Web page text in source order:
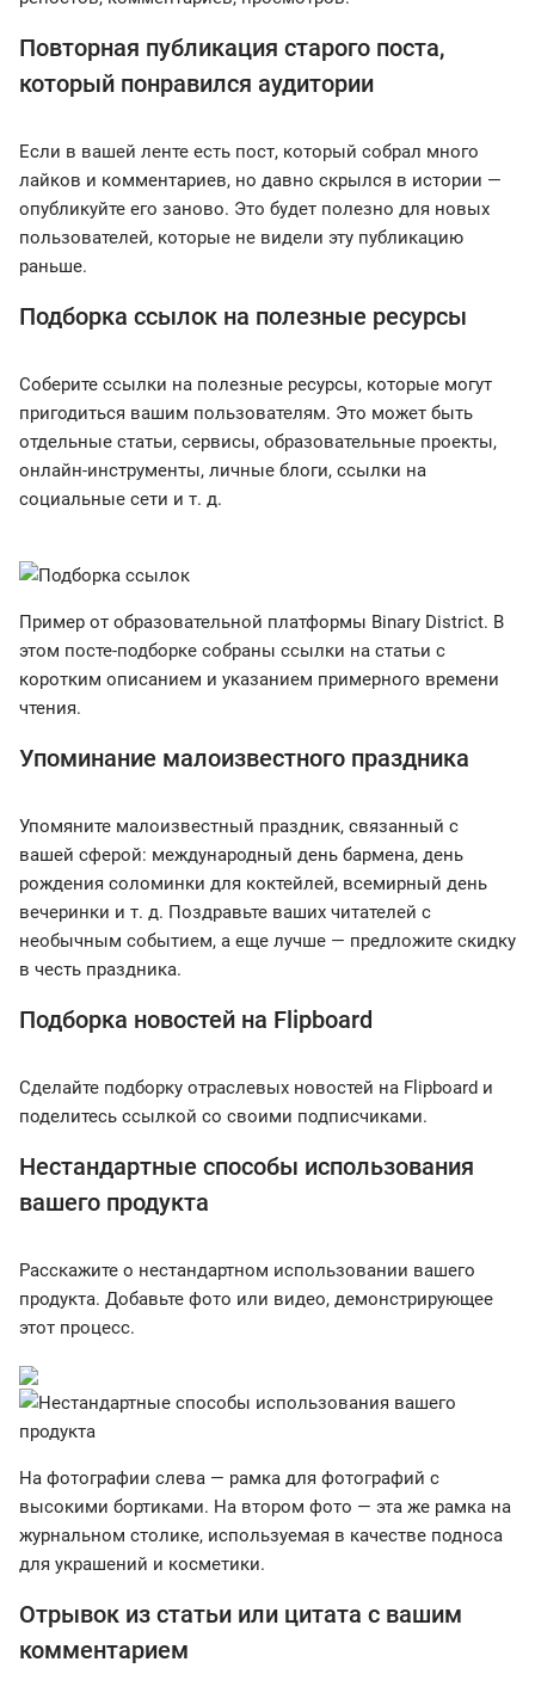
Повторная публикация старого поста,
который понравился аудитории
Если в вашей ленте есть пост, который собрал много
лайков и комментариев, но давно скрылся в истории —
опубликуйте его заново. Это будет полезно для новых
пользователей, которые не видели эту публикацию
раньше.
Подборка ссылок на полезные ресурсы
Соберите ссылки на полезные ресурсы, которые могут
пригодиться вашим пользователям. Это может быть
отдельные статьи, сервисы, образовательные проекты,
онлайн-инструменты, личные блоги, ссылки на
социальные сети и т. д.
Пример от образовательной платформы Binary District. В
этом посте-подборке собраны ссылки на статьи с
коротким описанием и указанием примерного времени
чтения.
Упоминание малоизвестного праздника
Упомяните малоизвестный праздник, связанный с
вашей сферой: международный день бармена, день
рождения соломинки для коктейлей, всемирный день
вечеринки и т. д. Поздравьте ваших читателей с
необычным событием, а еще лучше — предложите скидку
в честь праздника.
Подборка новостей на Flipboard
Сделайте подборку отраслевых новостей на Flipboard и
поделитесь ссылкой со своими подписчиками.
Нестандартные способы использования
вашего продукта
Расскажите о нестандартном использовании вашего
продукта. Добавьте фото или видео, демонстрирующее
этот процесс.
На фотографии слева — рамка для фотографий с
высокими бортиками. На втором фото — эта же рамка на
журнальном столике, используемая в качестве подноса
для украшений и косметики.
Отрывок из статьи или цитата с вашим
комментарием